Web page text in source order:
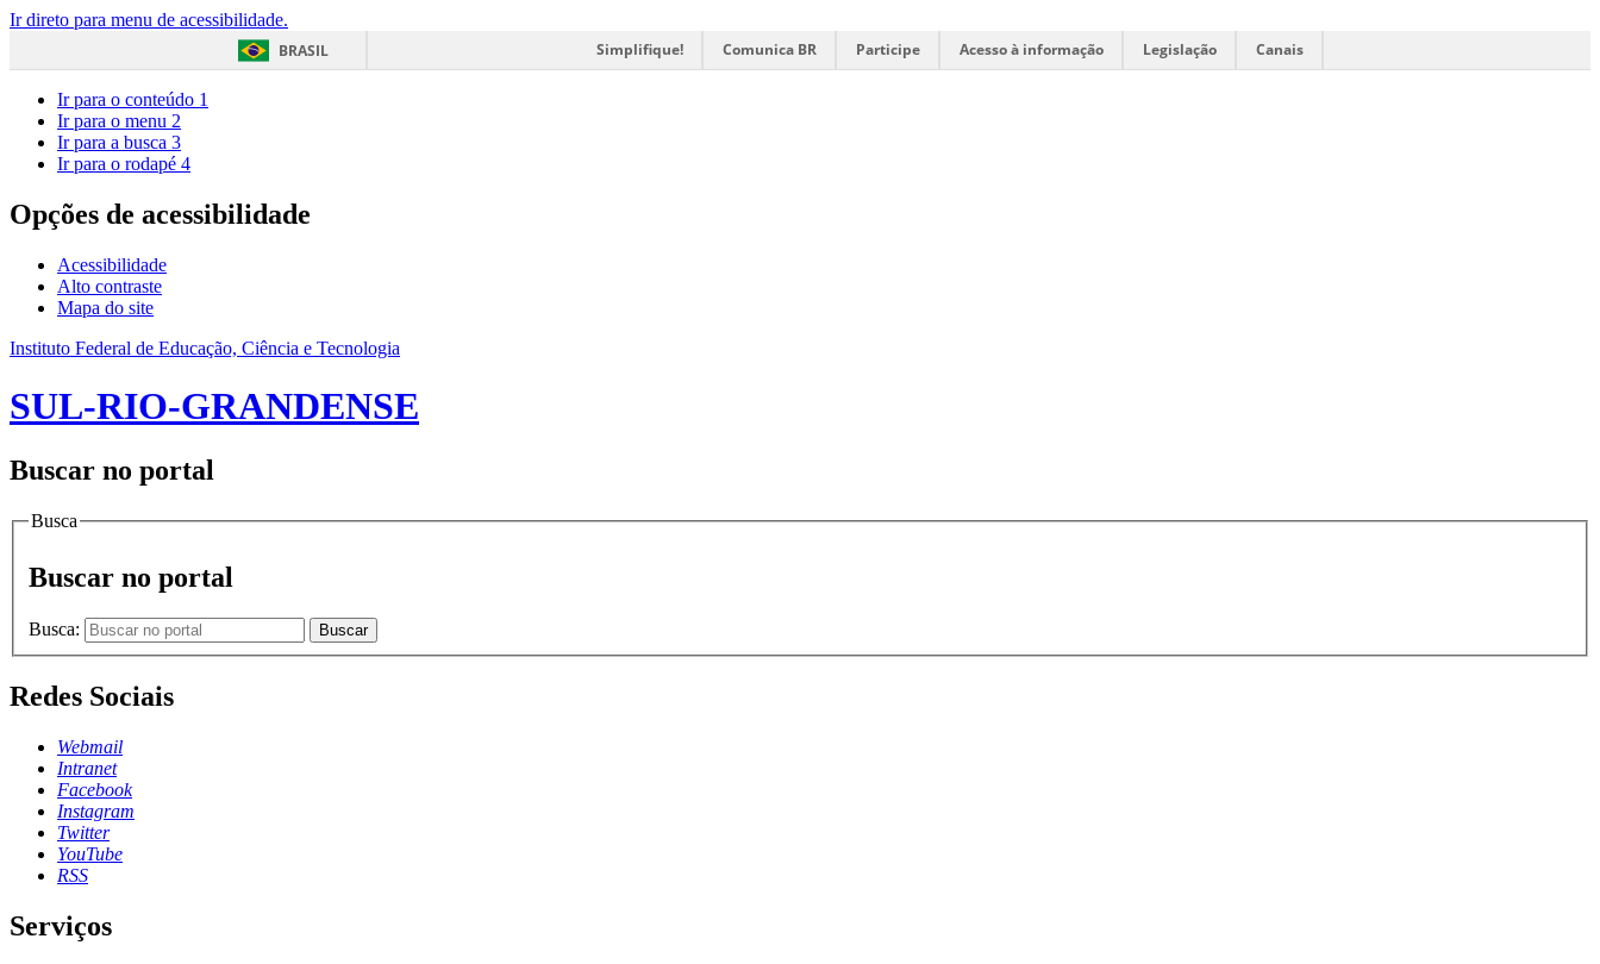
Ir direto para menu de acessibilidade.
BRASIL
Simplifique! Comunica BR Participe Acesso à informação Legislação Canais
Ir para o conteúdo 1
Ir para o menu 2
Ir para a busca 3
Ir para o rodapé 4
Opções de acessibilidade
Acessibilidade
Alto contraste
Mapa do site
Instituto Federal de Educação, Ciência e Tecnologia
SUL-RIO-GRANDENSE
Buscar no portal
Busca
Buscar no portal
Busca: Buscar
Redes Sociais
Webmail
Intranet
Facebook
Instagram
Twitter
YouTube
RSS
Serviços